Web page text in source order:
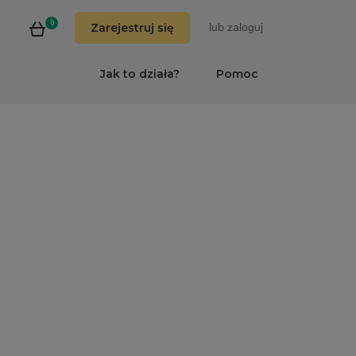
0 Zarejestruj się lub zaloguj
Pomoc
Jak to działa?